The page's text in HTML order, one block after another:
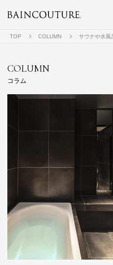
TOP COLUMN サウナや水風
COLUMN
コラム